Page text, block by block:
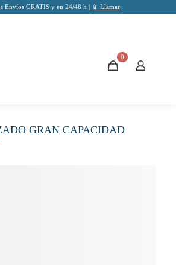
Envíos GRATIS y en 24/48 h | 📱 Llamar
0
GRAN CAPACIDAD